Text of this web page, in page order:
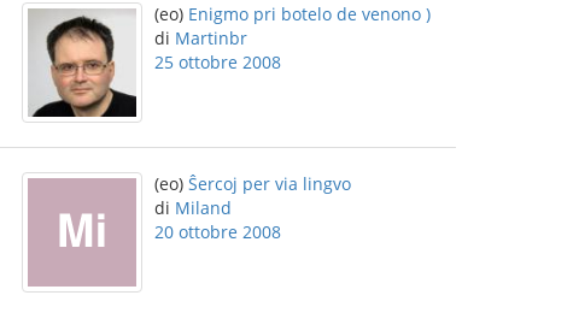
(eo) Enigmo pri botelo de venono )
di Martinbr
25 ottobre 2008
(eo) Ŝercoj per via lingvo
di Miland
20 ottobre 2008